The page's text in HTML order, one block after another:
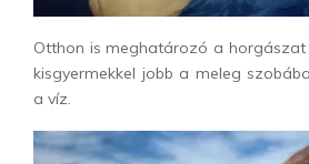
Otthon is meghatározó a horgászat
kisgyermekkel jobb a meleg
a víz.